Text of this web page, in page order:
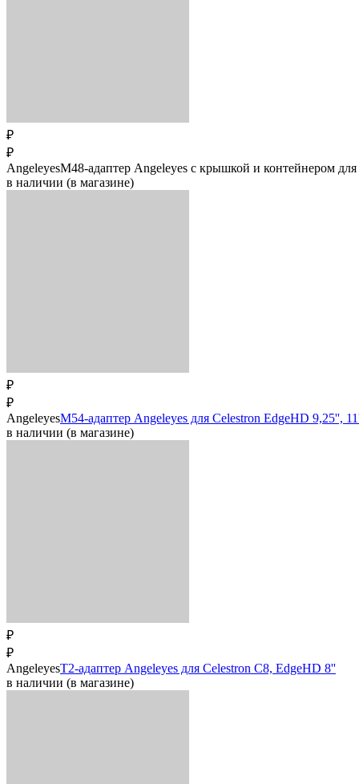
₽
₽
AngeleyesM48-адаптер Angeleyes с крышкой и контейнером для
в наличии (в магазине)
₽
₽
AngeleyesM54-адаптер Angeleyes для Celestron EdgeHD 9,25'',
в наличии (в магазине)
₽
₽
AngeleyesT2-адаптер Angeleyes для Сelestron C8, EdgeHD 8''
в наличии (в магазине)